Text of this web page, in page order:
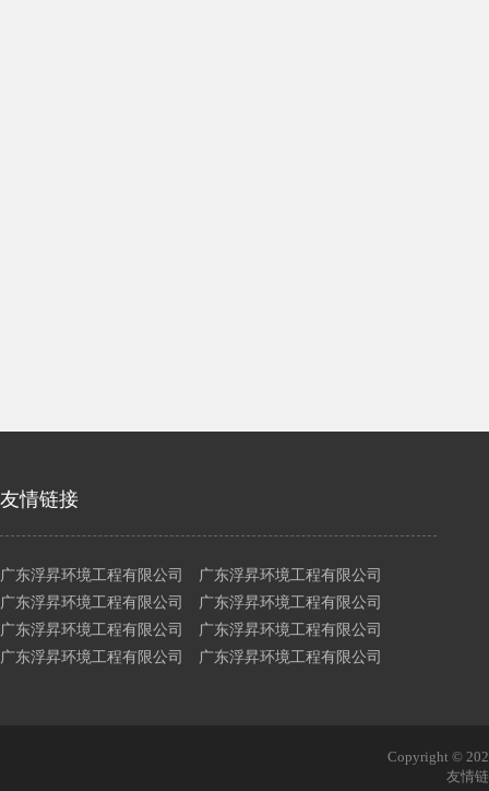
广东浮昇环境工程有限公司 广东浮昇环境工程有限公司
广东浮昇环境工程有限公司 广东浮昇环境工程有限公司
广东浮昇环境工程有限公司 广东浮昇环境工程有限公司
广东浮昇环境工程有限公司 广东浮昇环境工程有限公司
友情链接
Copyright ©
友情